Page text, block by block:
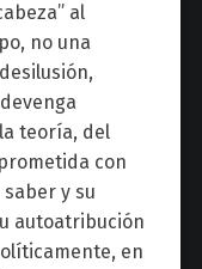
al
no una
teoría, del
con
y su
autoatribución
en